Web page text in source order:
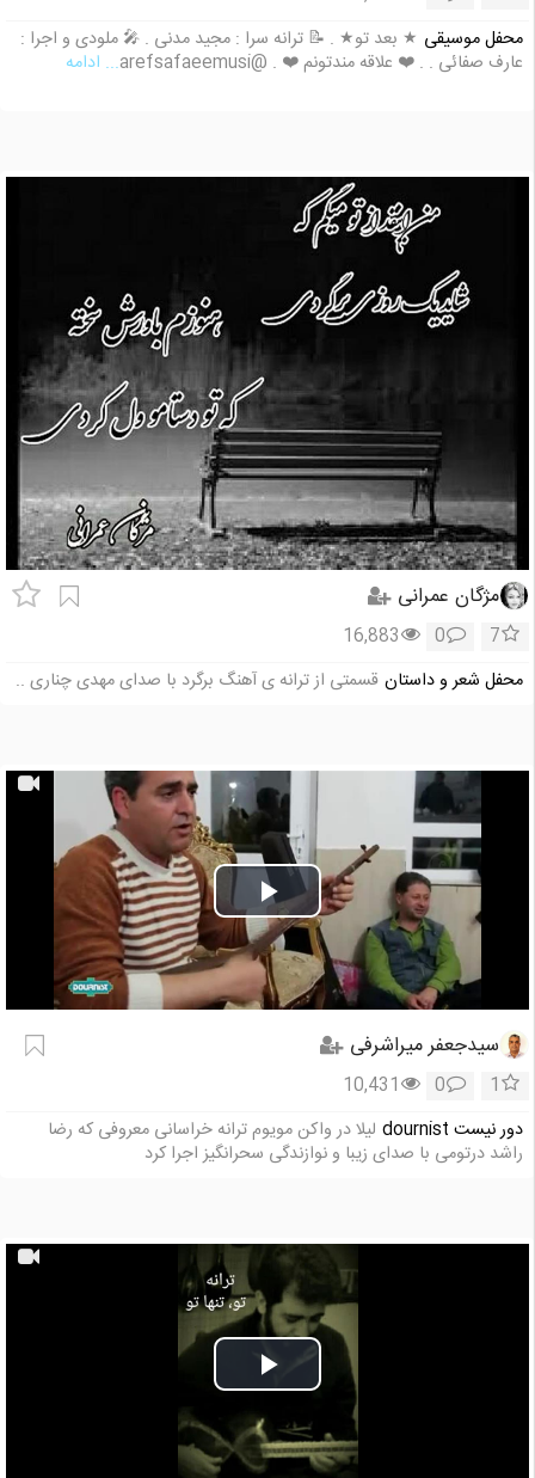
محفل موسیقی ★ بعد تو★ . 📝 ترانه سرا : مجید مدنی . 🎤 ملودی و اجرا :
عارف صفائی . . ❤️ علاقه مندتونم ❤️ . @arefsafaeemusi
... ادامه
مژگان عمرانی
7
0
16,883
محفل شعر و داستان قسمتی از ترانه ی آهنگ برگرد با صدای مهدی چناری ..
Play
Video
سیدجعفر میراشرفی
1
0
10,431
دور نیست dournist
لیلا در واکن مویوم ترانه خراسانی معروفی که رضا
راشد درتومی با صدای زیبا و نوازندگی سحرانگیز اجرا کرد
Play
Video